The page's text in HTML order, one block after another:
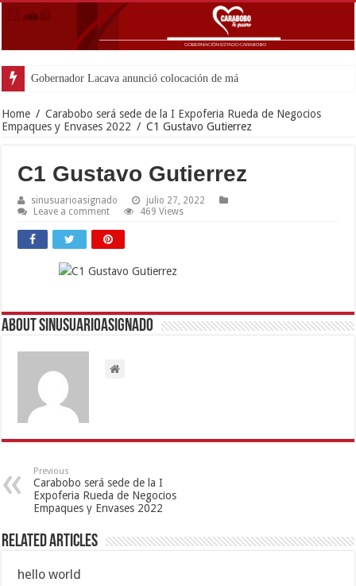
Gobernador Lacava anunció colocación de más de mil 500 to
Home / Carabobo será sede de la I Expoferia Rueda de Negocios
Empaques y Envases 2022 / C1 Gustavo Gutierrez
C1 Gustavo Gutierrez
sinusuarioasignado
julio 27, 2022
Leave a comment
469 Views
About sinusuarioasignado
Previous
Carabobo será sede de la I
Expoferia Rueda de Negocios
Empaques y Envases 2022
Related Articles
hello world